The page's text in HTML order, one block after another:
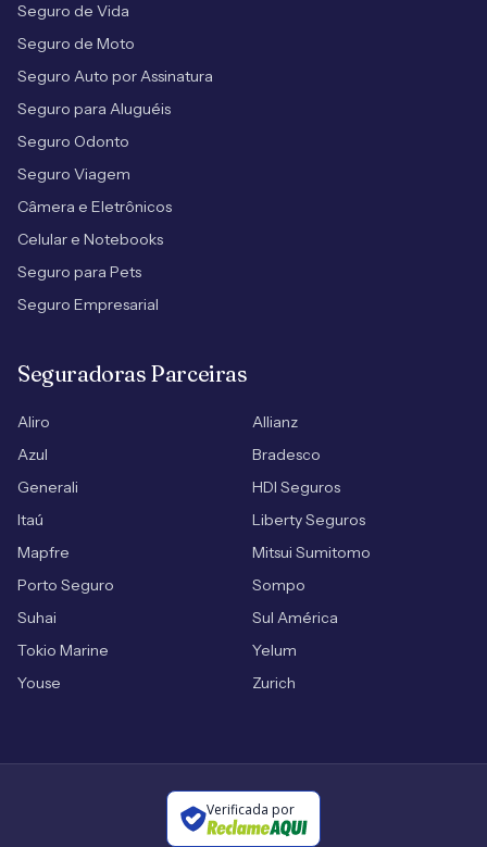
Seguro de Vida
Seguro de Moto
Seguro Auto por Assinatura
Seguro para Aluguéis
Seguro Odonto
Seguro Viagem
Câmera e Eletrônicos
Celular e Notebooks
Seguro para Pets
Seguro Empresarial
Seguradoras Parceiras
Aliro
Allianz
Azul
Bradesco
Generali
HDI Seguros
Itaú
Liberty Seguros
Mapfre
Mitsui Sumitomo
Porto Seguro
Sompo
Suhai
Sul América
Tokio Marine
Yelum
Youse
Zurich
Verificada por